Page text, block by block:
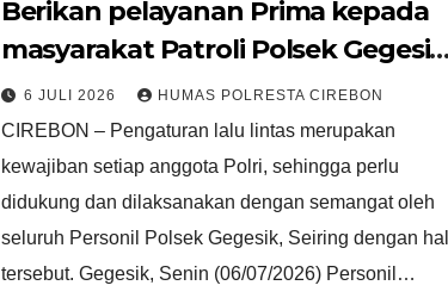
Berikan pelayanan Prima kepada
masyarakat Patroli Polsek Gegesik
Laksanakan Gatur Pagi
6 JULI 2026 HUMAS POLRESTA CIREBON
CIREBON – Pengaturan lalu lintas merupakan
kewajiban setiap anggota Polri, sehingga perlu
didukung dan dilaksanakan dengan semangat oleh
seluruh Personil Polsek Gegesik, Seiring dengan hal
tersebut. Gegesik, Senin (06/07/2026) Personil…